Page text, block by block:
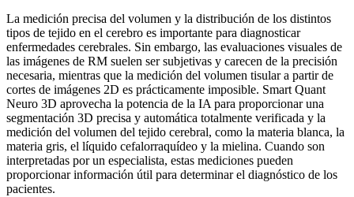
La medición precisa del volumen y la distribución de los distintos
tipos de tejido en el cerebro es importante para diagnosticar
enfermedades cerebrales. Sin embargo, las evaluaciones visuales de
las imágenes de RM suelen ser subjetivas y carecen de la precisión
necesaria, mientras que la medición del volumen tisular a partir de
cortes de imágenes 2D es prácticamente imposible. Smart Quant
Neuro 3D aprovecha la potencia de la IA para proporcionar una
segmentación 3D precisa y automática totalmente verificada y la
medición del volumen del tejido cerebral, como la materia blanca, la
materia gris, el líquido cefalorraquídeo y la mielina. Cuando son
interpretadas por un especialista, estas mediciones pueden
proporcionar información útil para determinar el diagnóstico de los
pacientes.